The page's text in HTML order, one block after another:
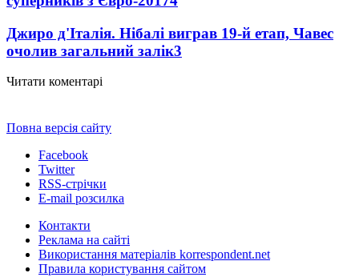
Джиро д'Італія. Нібалі виграв 19-й етап, Чавес
очолив загальний залік3
Читати коментарі
Повна версія сайту
Facebook
Twitter
RSS-стрічки
E-mail розсилка
Контакти
Реклама на сайті
Використання матеріалів korrespondent.net
Правила користування сайтом